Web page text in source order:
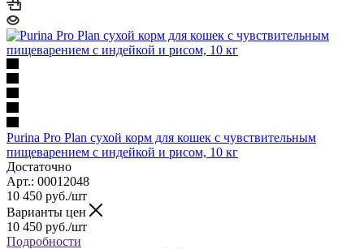
Purina Pro Plan сухой корм для кошек с чувствительным
пищеварением с индейкой и рисом, 10 кг
Достаточно
Арт.: 00012048
10 450 руб./шт
Варианты цен
10 450 руб./шт
Подробности